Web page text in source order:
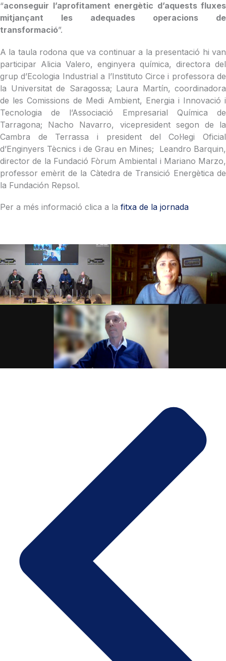
“aconseguir l’aprofitament energètic d’aquests fluxes
mitjançant les adequades operacions de
transformació”.
A la taula rodona que va continuar a la presentació hi van
participar Alicia Valero, enginyera química, directora del
grup d’Ecologia Industrial a l’Instituto Circe i professora de
la Universitat de Saragossa; Laura Martín, coordinadora
de les Comissions de Medi Ambient, Energia i Innovació i
Tecnologia de l’Associació Empresarial Química de
Tarragona; Nacho Navarro, vicepresident segon de la
Cambra de Terrassa i president del Col·legi Oficial
d’Enginyers Tècnics i de Grau en Mines; Leandro Barquin,
director de la Fundació Fòrum Ambiental i Mariano Marzo,
professor emèrit de la Càtedra de Transició Energètica de
la Fundación Repsol.
Per a més informació clica a la fitxa de la jornada